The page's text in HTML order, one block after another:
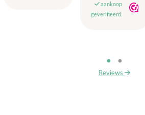
aankoop
geverifieerd.
Reviews